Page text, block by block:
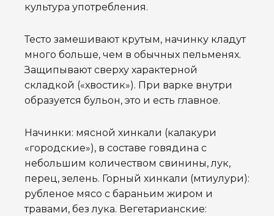
культура употребления.
Тесто замешивают крутым, начинку кладут
много больше, чем в обычных пельменях.
Защипывают сверху характерной
складкой («хвостик»). При варке внутри
образуется бульон, это и есть главное.
Начинки: мясной хинкали (калакури
«городские»), в составе говядина с
небольшим количеством свинины, лук,
перец, зелень. Горный хинкали (мтиулури):
рубленое мясо с бараньим жиром и
травами, без лука. Вегетарианские: